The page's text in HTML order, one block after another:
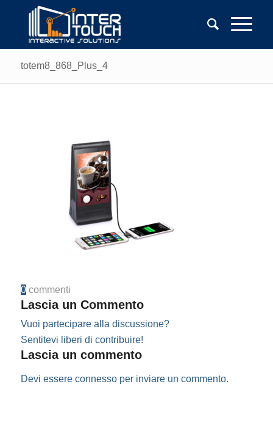
totem8_868_Plus_4
0 commenti
Lascia un Commento
Vuoi partecipare alla discussione?
Sentitevi liberi di contribuire!
Lascia un commento
Devi essere connessoper inviare un commento.